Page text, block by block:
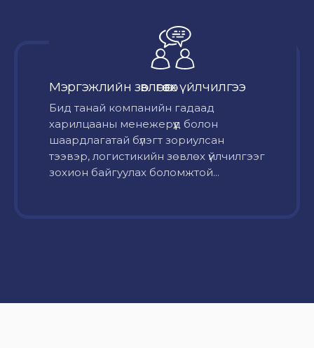
Мэргэжлийн зөвлөгөө өгөх үйлчилгээ
Бид танай компанийн гадаад
харилцааны менежерүүд болон
шаардлагатай бүлэгт зориулсан
тээвэр, логистикийн зөвлөх үйлчилгээг
зохион байгуулах боломжтой...